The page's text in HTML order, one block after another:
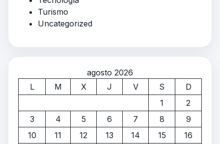
Turismo
Uncategorized
agosto 2026
L
M X J V S
D
1
2
3
4 5 6 7 8
9
10
11 12 13 14 15
16